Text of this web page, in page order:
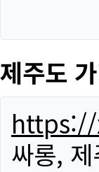
제주도
싸롱,